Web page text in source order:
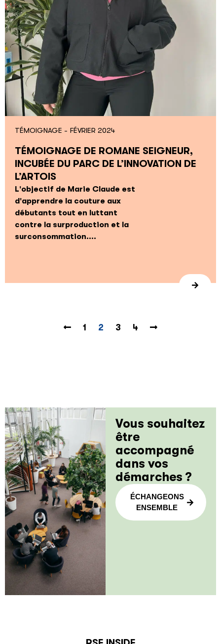
TÉMOIGNAGE - FÉVRIER 2024
TÉMOIGNAGE DE ROMANE SEIGNEUR,
INCUBÉE DU PARC DE L’INNOVATION DE
L’ARTOIS
L'objectif de Marie Claude est
d'apprendre la couture aux
débutants tout en luttant
contre la surproduction et la
surconsommation....
1 2 3 4
Vous souhaitez
être
accompagné
dans vos
démarches ?
ÉCHANGEONS
ENSEMBLE